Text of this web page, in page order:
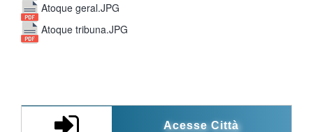
Atoque geral.JPG
Atoque tribuna.JPG
Acesse Città